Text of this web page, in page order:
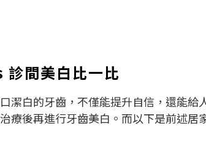
診間美白比一比
潔白的牙齒，不僅能提升自信，還能
療後再進行牙齒美白。而以下是前述